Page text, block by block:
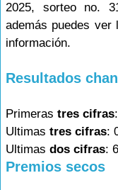
2025, sorteo no.
además puedes
información.
Resultados
Primeras tres cifras
Ultimas tres cifras:
Ultimas dos cifras:
Premios secos